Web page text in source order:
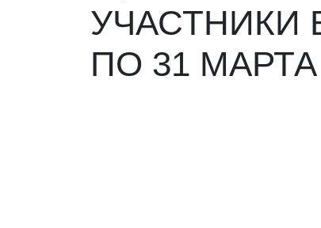
УЧАСТНИКИ
ПО 31